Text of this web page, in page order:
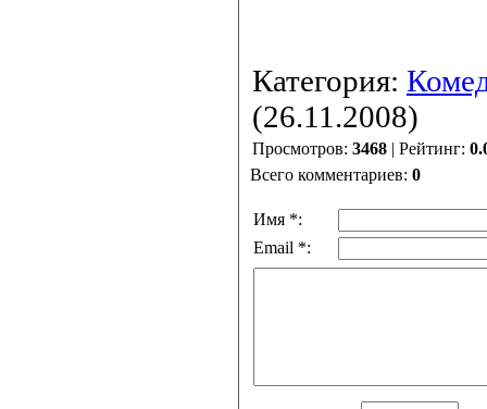
Категория:
(26.11.2008)
Просмотров: 3468 | Рейтинг:
Всего комментариев: 0
Имя *:
Email *: